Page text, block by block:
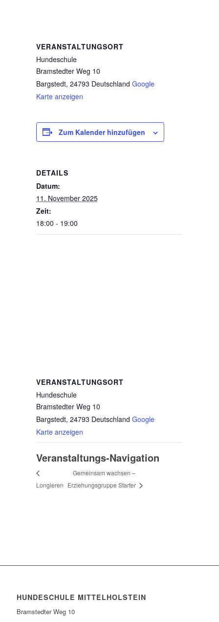
VERANSTALTUNGSORT
Hundeschule
Bramstedter Weg 10
Bargstedt, 24793 Deutschland Google
Karte anzeigen
Zum Kalender hinzufügen
DETAILS
Datum:
11. November 2025
Zeit:
18:00 - 19:00
VERANSTALTUNGSORT
Hundeschule
Bramstedter Weg 10
Bargstedt, 24793 Deutschland Google
Karte anzeigen
Veranstaltungs-Navigation
Longieren
Gemeinsam wachsen –
Erziehungsgruppe Starter
HUNDESCHULE MITTELHOLSTEIN
Bramstedter Weg 10